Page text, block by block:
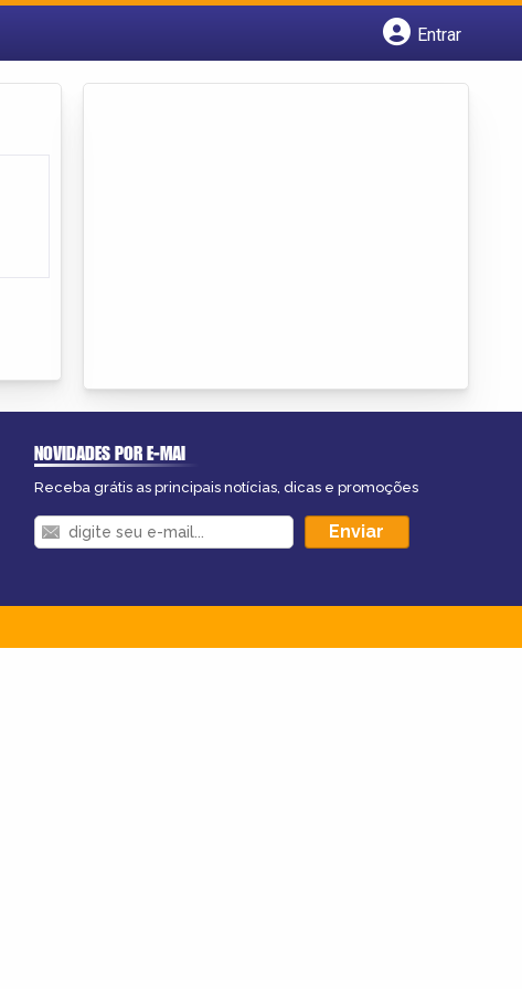
Entrar
NOVIDADES POR E-MAI
Receba grátis as principais notícias, dicas e promoções